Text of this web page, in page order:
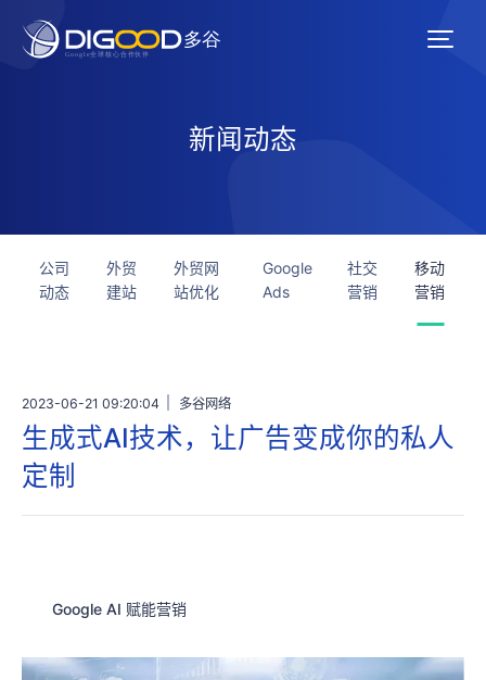
新闻动态
公司
动态
外贸
建站
外贸网
站优化
Google
Ads
社交
营销
移动
营销
2023-06-21 09:20:04 多谷网络
生成式AI技术，让广告变成你的私人
定制
Google AI 赋能营销